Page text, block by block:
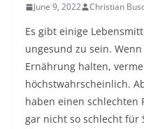
June 9, 2022 Christian
Es gibt einige
ungesund zu sein.
Ernährung halten,
höchstwahrscheinlich.
haben einen schlechten
gar nicht so schlecht für